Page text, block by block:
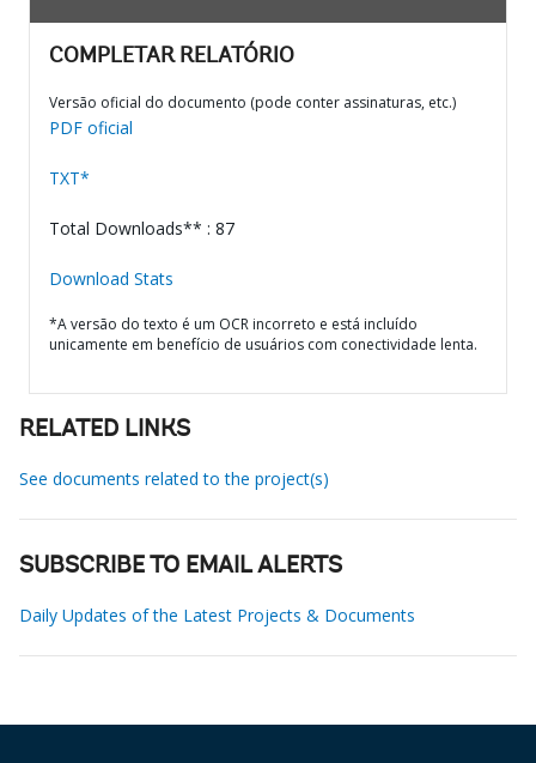
COMPLETAR RELATÓRIO
Versão oficial do documento (pode conter assinaturas, etc.)
PDF oficial
TXT*
Total Downloads** : 87
Download Stats
*A versão do texto é um OCR incorreto e está incluído
unicamente em benefício de usuários com conectividade lenta.
RELATED LINKS
See documents related to the project(s)
SUBSCRIBE TO EMAIL ALERTS
Daily Updates of the Latest Projects & Documents